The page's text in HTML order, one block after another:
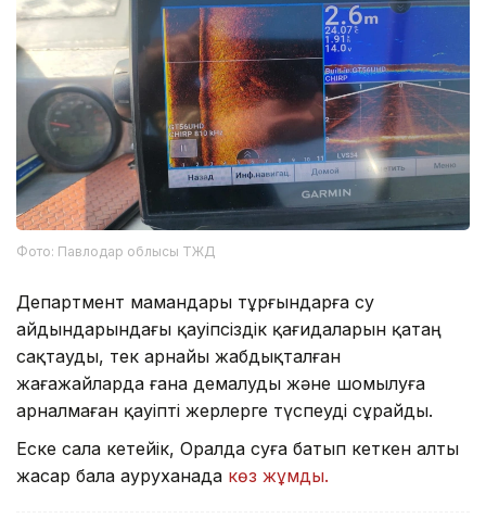
Фото: Павлодар облысы ТЖД
Департмент мамандары тұрғындарға су
айдындарындағы қауіпсіздік қағидаларын қатаң
сақтауды, тек арнайы жабдықталған
жағажайларда ғана демалуды және шомылуға
арналмаған қауіпті жерлерге түспеуді сұрайды.
Еске сала кетейік, Оралда суға батып кеткен алты
жасар бала ауруханада көз жұмды.